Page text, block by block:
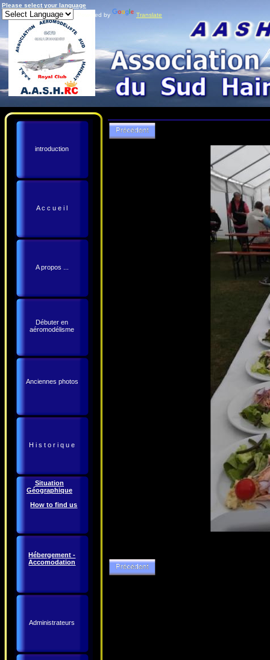
Please select your language
Powered by
Translate
introduction
A c c u e i l
A propos ...
Débuter en
aéromodélisme
Anciennes photos
H i s t o r i q u e
Situation
Géographique
How to find us
Hébergement -
Accomodation
Administrateurs